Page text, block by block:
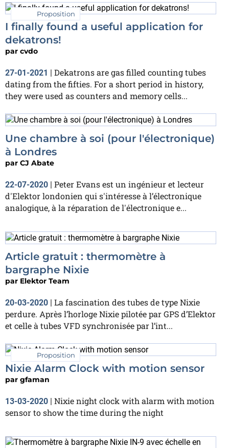
Proposition
I finally found a useful application for
dekatrons!
par cvdo
27-01-2021
Dekatrons are gas filled counting tubes
dating from the fifties. For a short period in history,
they were used as counters and memory cells...
Une chambre à soi (pour l'électronique)
à Londres
par CJ Abate
22-07-2020 | Peter Evans est un ingénieur et lecteur
d'Elektor londonien qui s'intéresse à l’électronique
analogique, à la réparation de l'électronique e...
Article gratuit : thermomètre à
bargraphe Nixie
par Elektor Team
20-03-2020 | La fascination des tubes de type Nixie
perdure. Après l’horloge Nixie pilotée par GPS d’Elektor
et celle à tubes VFD synchronisée par l’int...
Proposition
Nixie Alarm Clock with motion sensor
par gfaman
13-03-2020 | Nixie night clock with alarm with motion
sensor to show the time during the night